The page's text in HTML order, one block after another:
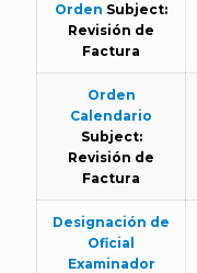
Orden Subject:
Revisión de
Factura
Orden
Calendario
Subject:
Revisión de
Factura
Designación de
Oficial
Examinador